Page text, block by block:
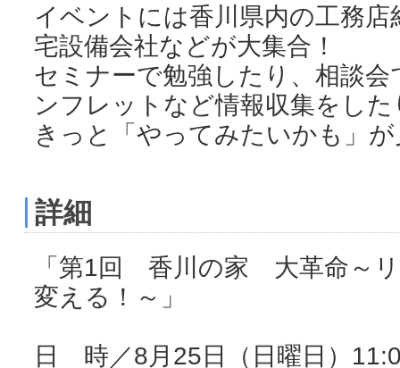
イベントには香川県内の工務
宅設備会社などが大集合！
セミナーで勉強したり、相談
ンフレットなど情報収集をし
きっと「やってみたいかも」
詳細
「第1回 香川の家 大革命～
変える！～」
日 時／8月25日（日曜日）